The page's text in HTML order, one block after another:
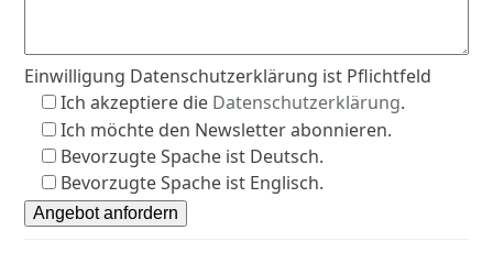
Einwilligung Datenschutzerklärung ist Pflichtfeld
Ich akzeptiere die Datenschutzerklärung.
Ich möchte den Newsletter abonnieren.
Bevorzugte Spache ist Deutsch.
Bevorzugte Spache ist Englisch.